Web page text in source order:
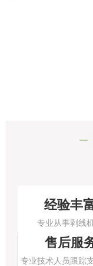
经验丰
专业从事剥线
售后服
专业技术人员跟踪